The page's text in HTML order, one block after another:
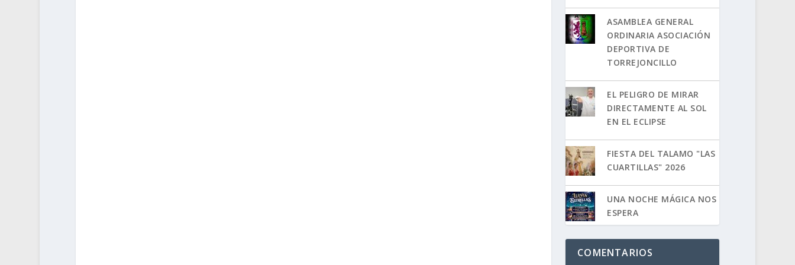
ASAMBLEA GENERAL
ORDINARIA ASOCIACIÓN
DEPORTIVA DE
TORREJONCILLO
EL PELIGRO DE MIRAR
DIRECTAMENTE AL SOL
EN EL ECLIPSE
FIESTA DEL TALAMO "LAS
CUARTILLAS" 2026
UNA NOCHE MÁGICA NOS
ESPERA
COMENTARIOS